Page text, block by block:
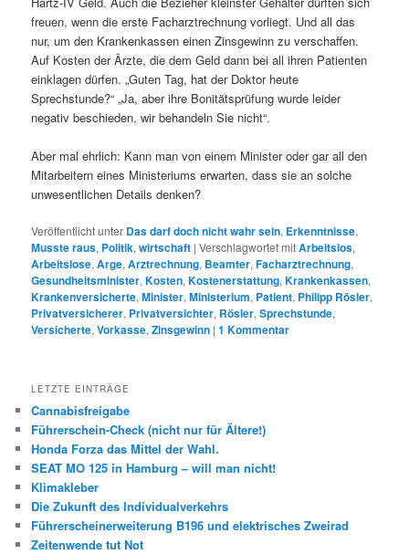
freuen, wenn die erste Facharztrechnung vorliegt. Und all das
nur, um den Krankenkassen einen Zinsgewinn zu verschaffen.
Auf Kosten der Ärzte, die dem Geld dann bei all ihren Patienten
einklagen dürfen. „Guten Tag, hat der Doktor heute
Sprechstunde?“ „Ja, aber ihre Bonitätsprüfung wurde leider
negativ beschieden, wir behandeln Sie nicht“.
Aber mal ehrlich: Kann man von einem Minister oder gar all den
Mitarbeitern eines Ministeriums erwarten, dass sie an solche
unwesentlichen Details denken?
Veröffentlicht unter Das darf doch nicht wahr sein, Erkenntnisse,
Musste raus, Politik,wirtschaft |Verschlagwortet mitArbeitslos,
Arbeitslose,Arge,Arztrechnung, Beamter,Facharztrechnung,
Gesundheitsminister,Kosten,Kostenerstattung,Krankenkassen,
Krankenversicherte,Minister,Ministerium, Patient, Philipp Rösler,
Privatversicherer, Privatversichter, Rösler,Sprechstunde,
Versicherte,Vorkasse,Zinsgewinn |1 Kommentar
LETZTE EINTRÄGE
Cannabisfreigabe
Führerschein-Check (nicht nur für Ältere!)
Honda Forza das Mittel der Wahl.
SEAT MO 125 in Hamburg – will man nicht!
Klimakleber
Die Zukunft des Individualverkehrs
Führerscheinerweiterung B196 und elektrisches Zweirad
Zeitenwende tut Not